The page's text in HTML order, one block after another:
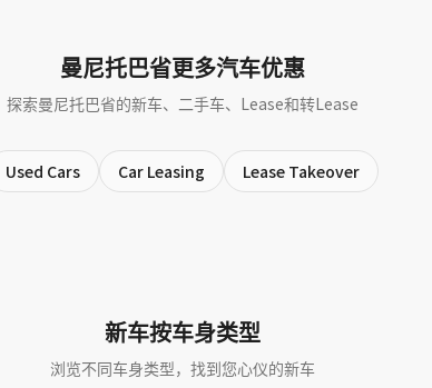
曼尼托巴省更多汽车优惠
探索曼尼托巴省的新车、二手车、Lease和转Lease
Used Cars Car Leasing Lease Takeover
新车按车身类型
浏览不同车身类型，找到您心仪的新车